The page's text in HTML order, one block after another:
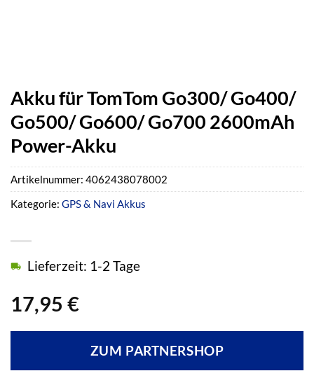
Akku für TomTom Go300/ Go400/
Go500/ Go600/ Go700 2600mAh
Power-Akku
17,95 €
Lieferzeit: 1-2 Tage
ZUM PARTNERSHOP
Artikelnummer: 4062438078002
Kategorie: GPS & Navi Akkus